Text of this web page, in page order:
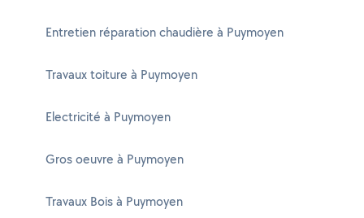
Entretien réparation chaudière à Puymoyen
Travaux toiture à Puymoyen
Electricité à Puymoyen
Gros oeuvre à Puymoyen
Travaux Bois à Puymoyen